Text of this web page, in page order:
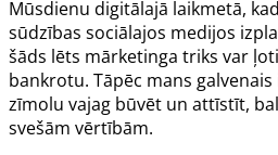
Mūsdienu digitālajā laikmetā,
sūdzības sociālajos medijos
šāds lēts mārketinga triks var
bankrotu. Tāpēc mans
zīmolu vajag būvēt un attīstīt,
svešām vērtībām.